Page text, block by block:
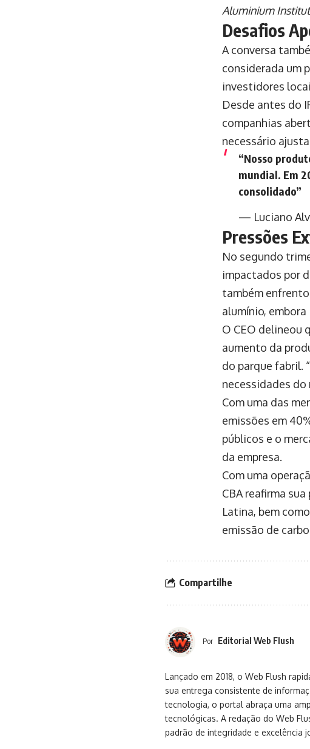
Aluminium
Desafios
A conversa
considerada um
investidores
Desde antes do
companhias
necessário
“Nosso
mundial. Em
consolidado”
— Luciano
Pressões
No segundo
impactados por
também
alumínio,
O CEO delineou
aumento da
do parque fabril.
necessidades do
Com uma das
emissões em
públicos e o
da empresa.
Com uma
CBA reafirma
Latina, bem
emissão de
Compartilhe
Por Editorial Web Flush
Lançado em 2018, o Web Flush
sua entrega consistente de
tecnologia, o portal abraça uma
tecnológicas. A redação do Web
padrão de integridade e excelência